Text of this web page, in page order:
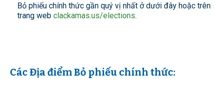
Bỏ phiếu chính thức gần quý vị nhất ở dưới đây hoặc trên
trang web clackamas.us/elections.
Các Địa điểm Bỏ phiếu chính thức: